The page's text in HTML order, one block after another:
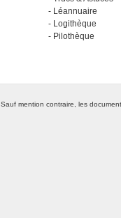
Léannuaire
Logithèque
Pilothèque
Sauf mention contraire, les